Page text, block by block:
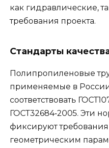
как гидравлические,
требования проекта.
Стандарты
Полипропиленовые
применяемые в
соответствовать
ГОСТ32684‑2005. Эти
фиксируют требования
геометрическим